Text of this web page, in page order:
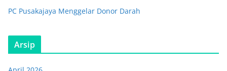
PC Pusakajaya Menggelar Donor Darah
Arsip